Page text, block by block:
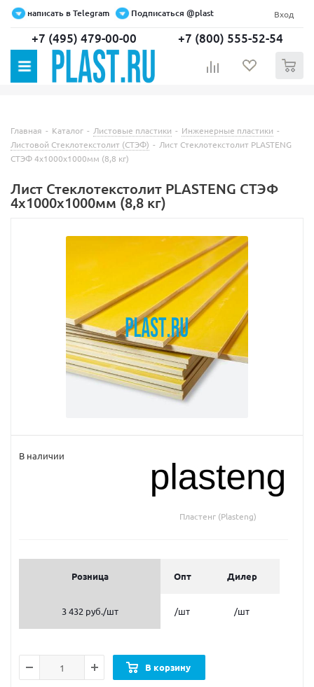
написать в Telegram Подписаться @plast Вход
+7 (495) 479-00-00 +7 (800) 555-52-54
Главная - Каталог - Листовые пластики - Инженерные пластики -
Листовой Стеклотекстолит (СТЭФ) - Лист Стеклотекстолит PLASTENG
СТЭФ 4х1000х1000мм (8,8 кг)
Лист Стеклотекстолит PLASTENG СТЭФ
4х1000х1000мм (8,8 кг)
В наличии
Пластенг (Plasteng)
Розница Опт Дилер
3 432 руб./шт /шт /шт
В корзину